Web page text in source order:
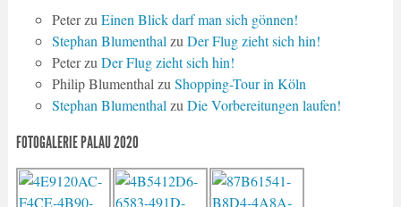
Peterzu Einen Blick darf man sich gönnen!
Stephan Blumenthal zu Der Flug zieht sich hin!
Peterzu Der Flug zieht sich hin!
Philip Blumenthal zu Shopping-Tour in Köln
Stephan Blumenthal zu Die Vorbereitungen laufen!
FOTOGALERIE PALAU 2020